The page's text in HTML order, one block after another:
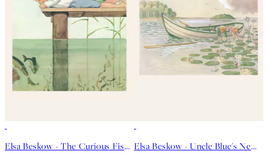
Elsa Beskow - The Curious Fish Plakat Elsa Beskow - Uncle Blue's New Boat Plakat